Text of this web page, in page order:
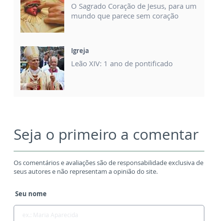
O Sagrado Coração de Jesus, para um
mundo que parece sem coração
Igreja
Leão XIV: 1 ano de pontificado
Seja o primeiro a comentar
Os comentários e avaliações são de responsabilidade exclusiva de
seus autores e não representam a opinião do site.
Seu nome